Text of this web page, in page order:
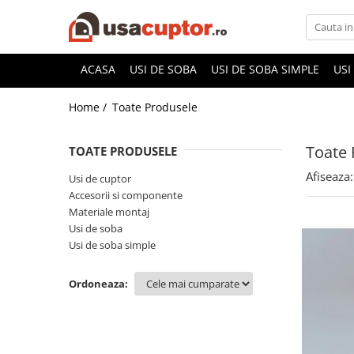
Accesorii si componente
Cuptor soba
Admisie aer pentru ardere
Plite de gatit
Aprindere si intretinere
Componente sobe
ACASA USI DE SOBA USI DE SOBA SIMPLE
Home / Toate Produsele
Toate
TOATE PRODUSELE
Usi de cuptor
Accesorii si componente
Materiale montaj
Usi de soba
Usi de soba simple
Ordoneaza:
Afiseaza: